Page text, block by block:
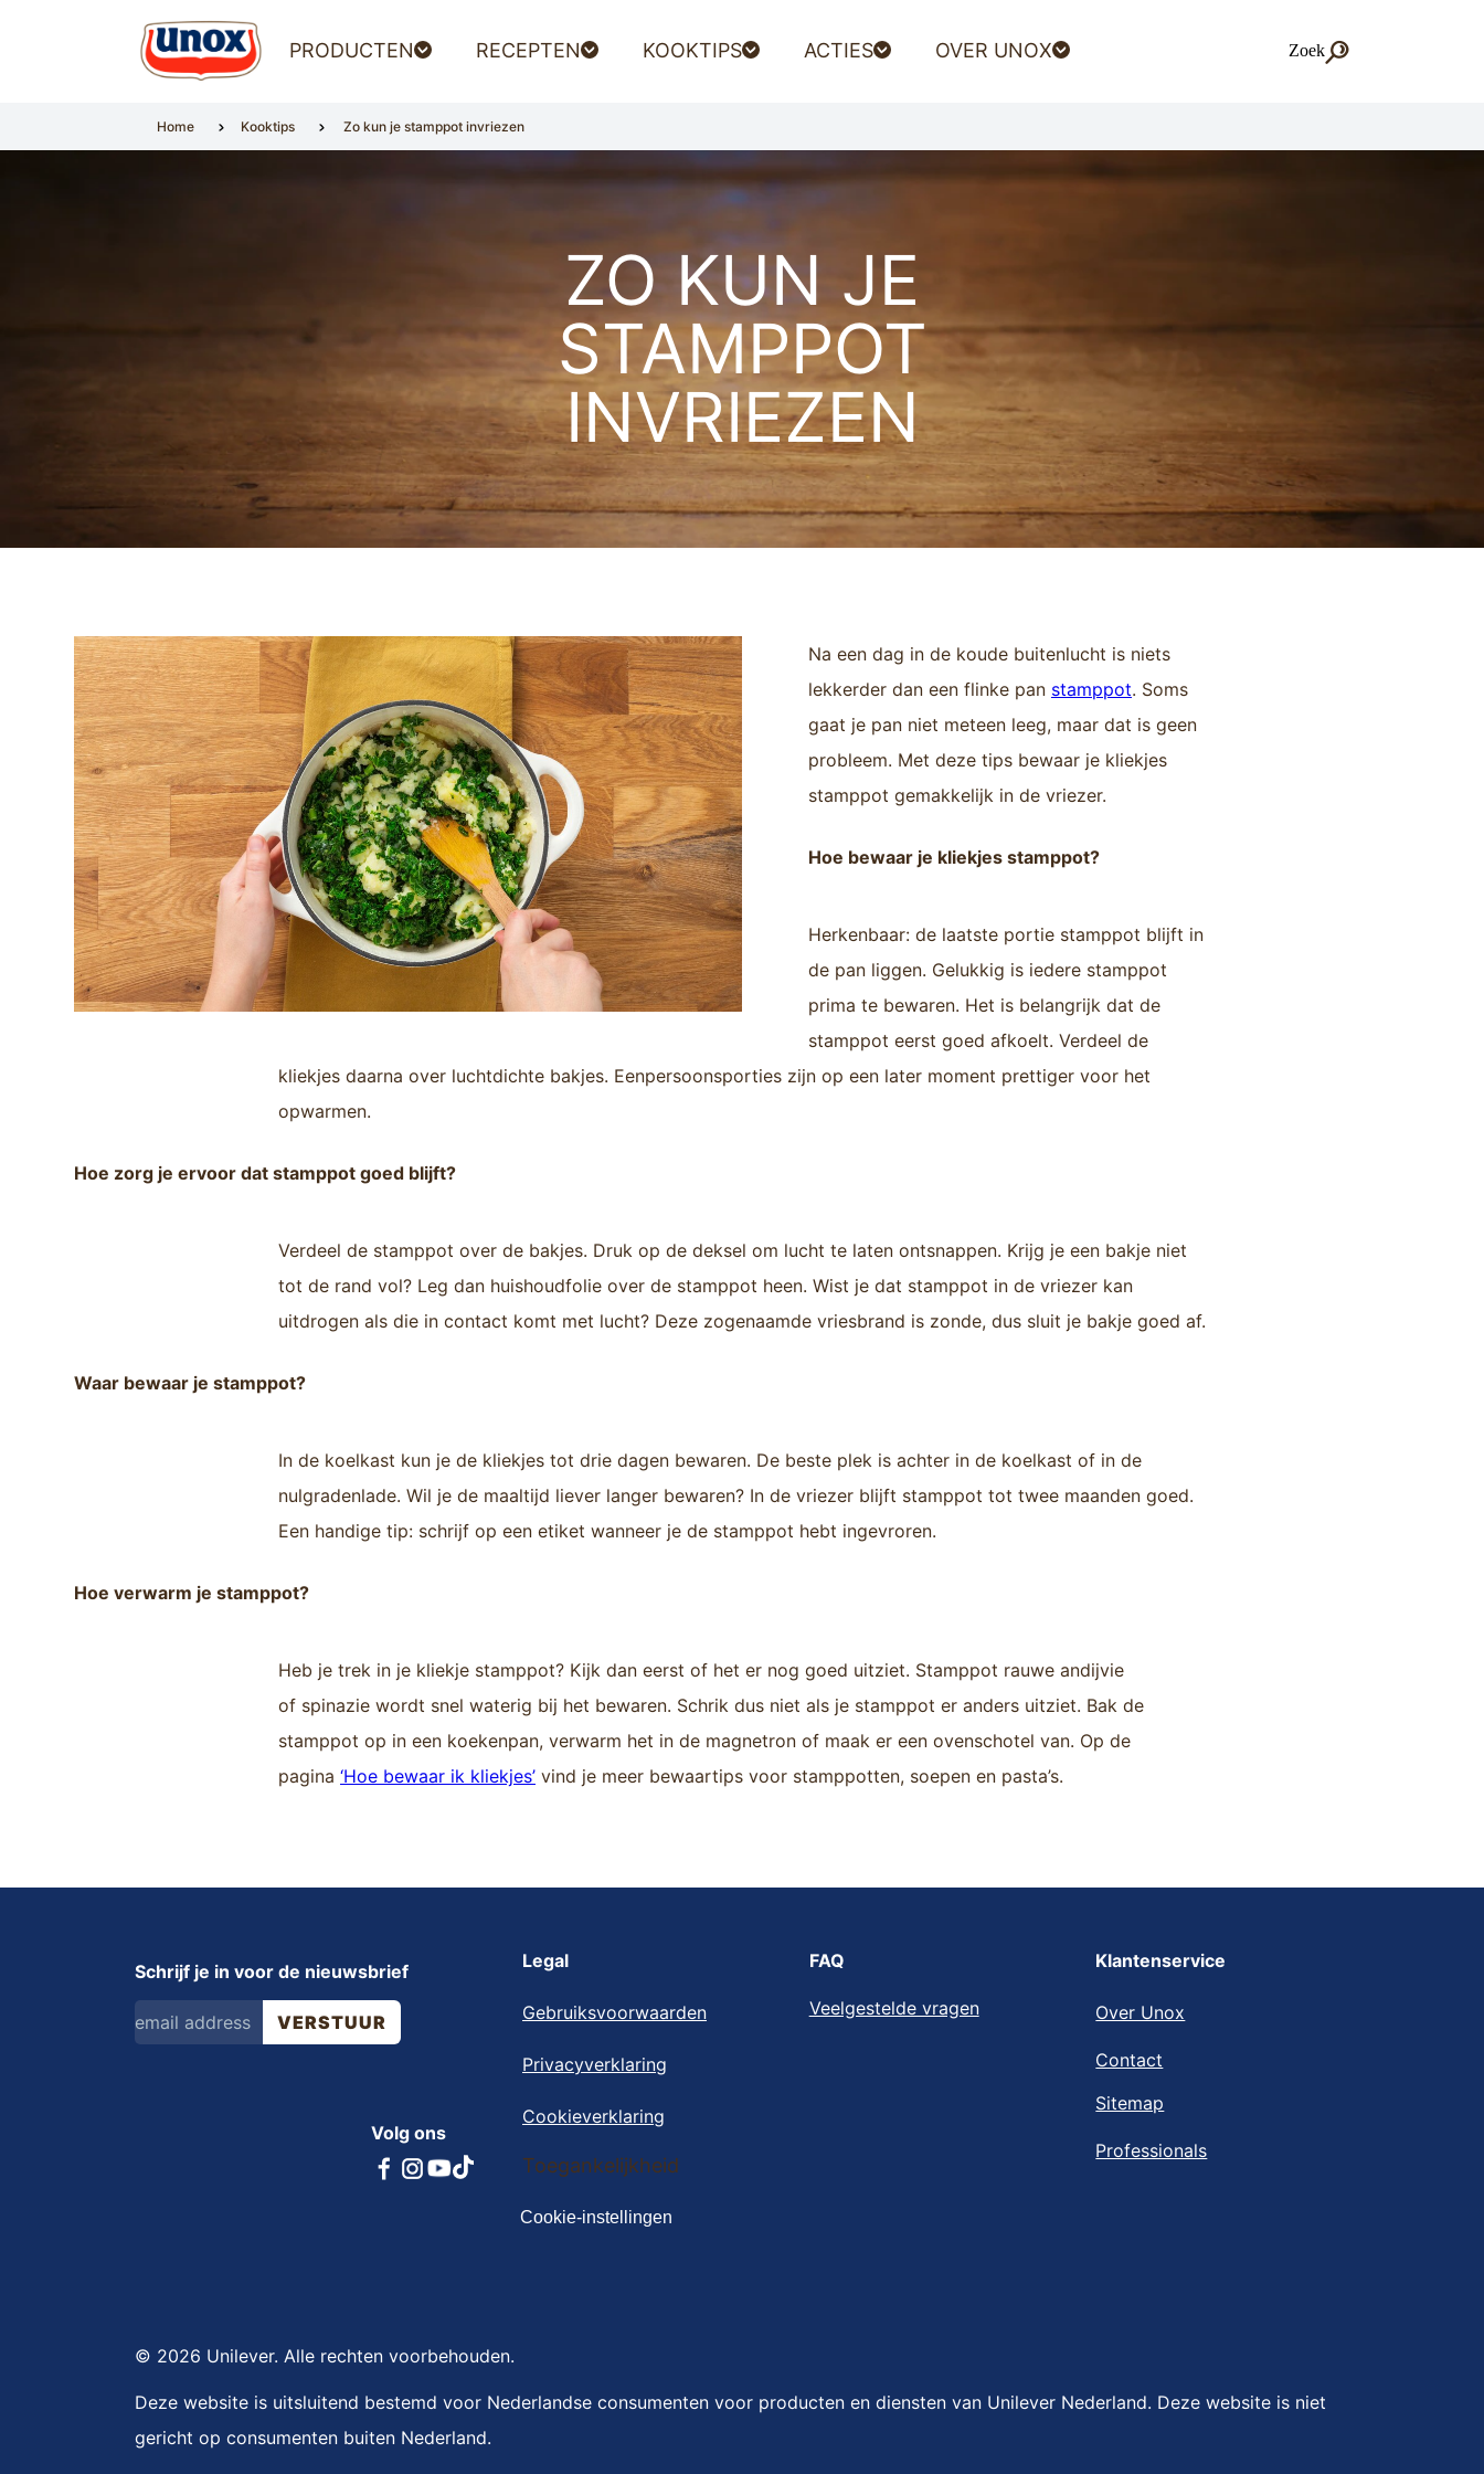
PRODUCTEN RECEPTEN KOOKTIPS ACTIES OVER UNOX ZoekZoek
Home Kooktips Zo kun je stamppot invriezen
ZO KUN JE
STAMPPOT
INVRIEZEN
Na een dag in de koude buitenlucht is niets
lekkerder dan een flinke pan stamppot. Soms
gaat je pan niet meteen leeg, maar dat is geen
probleem. Met deze tips bewaar je kliekjes
stamppot gemakkelijk in de vriezer.
Hoe bewaar je kliekjes stamppot?
Herkenbaar: de laatste portie stamppot blijft in
de pan liggen. Gelukkig is iedere stamppot
prima te bewaren. Het is belangrijk dat de
stamppot eerst goed afkoelt. Verdeel de
kliekjes daarna over luchtdichte bakjes. Eenpersoonsporties zijn op een later moment prettiger voor het
opwarmen.
Hoe zorg je ervoor dat stamppot goed blijft?
Verdeel de stamppot over de bakjes. Druk op de deksel om lucht te laten ontsnappen. Krijg je een bakje niet
tot de rand vol? Leg dan huishoudfolie over de stamppot heen. Wist je dat stamppot in de vriezer kan
uitdrogen als die in contact komt met lucht? Deze zogenaamde vriesbrand is zonde, dus sluit je bakje goed af.
Waar bewaar je stamppot?
In de koelkast kun je de kliekjes tot drie dagen bewaren. De beste plek is achter in de koelkast of in de
nulgradenlade. Wil je de maaltijd liever langer bewaren? In de vriezer blijft stamppot tot twee maanden goed.
Een handige tip: schrijf op een etiket wanneer je de stamppot hebt ingevroren.
Hoe verwarm je stamppot?
Heb je trek in je kliekje stamppot? Kijk dan eerst of het er nog goed uitziet. Stamppot rauwe andijvie
of spinazie wordt snel waterig bij het bewaren. Schrik dus niet als je stamppot er anders uitziet. Bak de
stamppot op in een koekenpan, verwarm het in de magnetron of maak er een ovenschotel van. Op de
pagina ‘Hoe bewaar ik kliekjes’ vind je meer bewaartips voor stamppotten, soepen en pasta’s.
Schrijf je in voor de nieuwsbrief
VERSTUUR
Volg ons
Legal
Gebruiksvoorwaarden
Privacyverklaring
Cookieverklaring
Cookie-instellingen
Toegankelijkheid
Cookie-instellingen
FAQ
Veelgestelde vragen
Klantenservice
Over Unox
Contact
Sitemap
Professionals
Deze website is uitsluitend bestemd voor Nederlandse consumenten voor producten en diensten van Unilever Nederland. Deze website is niet
gericht op consumenten buiten Nederland.